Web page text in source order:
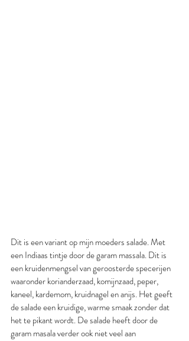
Dit is een variant op mijn moeders salade. Met
een Indiaas tintje door de garam massala. Dit is
een kruidenmengsel van geroosterde specerijen
waaronder korianderzaad, komijnzaad, peper,
kaneel, kardemom, kruidnagel en anijs. Het geeft
de salade een kruidige, warme smaak zonder dat
het te pikant wordt. De salade heeft door de
garam masala verder ook niet veel aan